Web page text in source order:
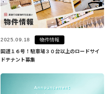
2025.09.18 物件情報
国道１６号！駐車場３０台以上のロードサイ
ドテナント募集